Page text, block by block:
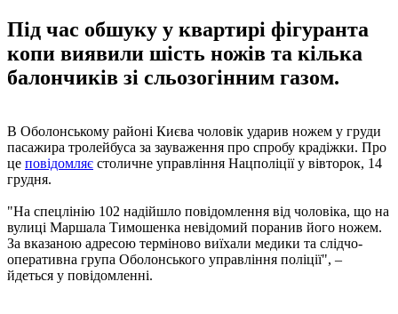
Під час обшуку у квартирі фігуранта
копи виявили шість ножів та кілька
балончиків зі сльозогінним газом.
В Оболонському районі Києва чоловік ударив ножем у груди
пасажира тролейбуса за зауваження про спробу крадіжки. Про
це повідомляє столичне управління Нацполіції у вівторок, 14
грудня.
"На спецлінію 102 надійшло повідомлення від чоловіка, що на
вулиці Маршала Тимошенка невідомий поранив його ножем.
За вказаною адресою терміново виїхали медики та слідчо-
оперативна група Оболонського управління поліції", –
йдеться у повідомленні.